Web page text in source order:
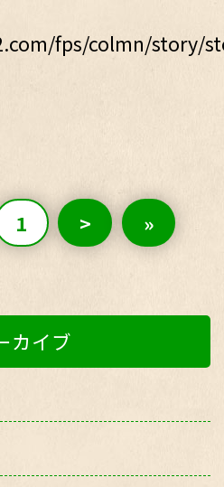
fps/colmn/story/
1 > »
カイブ